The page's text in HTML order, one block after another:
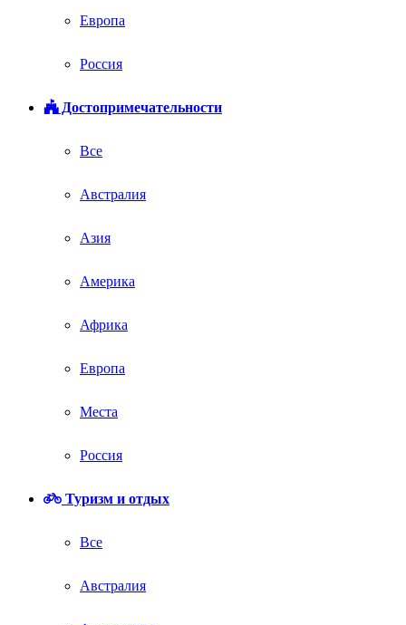
Европа
Россия
Достопримечательности
Все
Австралия
Азия
Америка
Африка
Европа
Места
Россия
Туризм и отдых
Все
Австралия